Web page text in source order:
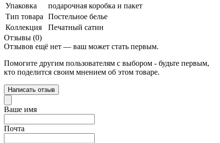
Упаковка
подарочная коробка и пакет
Тип товара
Постельное белье
Коллекция
Печатный сатин
Отзывы (0)
Отзывов ещё нет — ваш может стать первым.
Помогите другим пользователям с выбором - будьте первым,
кто поделится своим мнением об этом товаре.
Написать отзыв
Ваше имя
Почта